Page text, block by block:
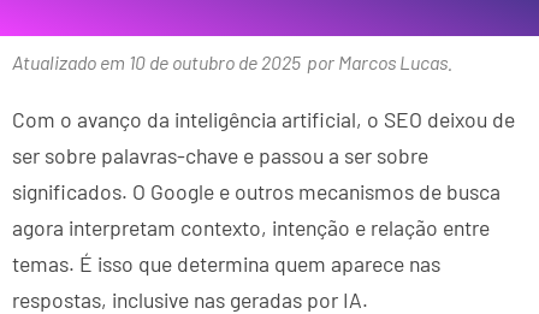
Atualizado em 10 de outubro de 2025 por Marcos Lucas.
Com o avanço da inteligência artificial, o SEO deixou de
ser sobre palavras-chave e passou a ser sobre
significados. O Google e outros mecanismos de busca
agora interpretam contexto, intenção e relação entre
temas. É isso que determina quem aparece nas
respostas, inclusive nas geradas por IA.